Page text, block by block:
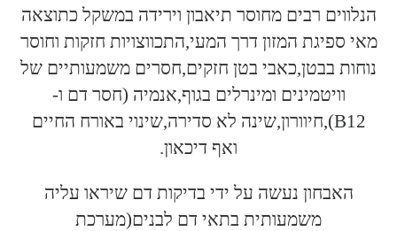
הנלווים רבים מחוסר תיאבון וירידה במשקל כתוצאה
מאי ספיגת המזון דרך המעי,התכווצויות חזקות וחוסר
נוחות בבטן,כאבי בטן חזקים,חסרים משמעותיים של
וויטמינים ומינרלים בגוף,אנמיה (חסר דם ו-
B12),חיוורון,שינה לא סדירה,שינוי באורח החיים
ואף דיכאון.
האבחון נעשה על ידי בדיקות דם שיראו עליה
משמעותית בתאי דם לבנים(מערכת